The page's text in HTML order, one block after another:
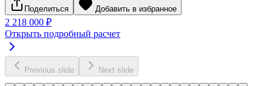
Поделиться Добавить в избранное
2 218 000 ₽
Открыть подробный расчет
Previous slide Next slide